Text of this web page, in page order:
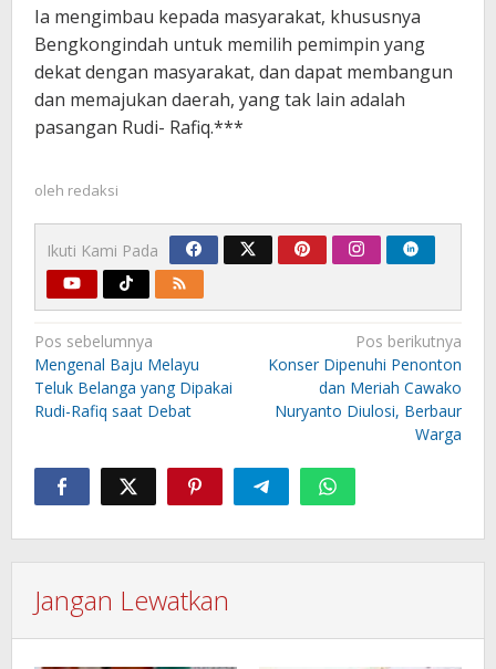
Ia mengimbau kepada masyarakat, khususnya
Bengkongindah untuk memilih pemimpin yang
dekat dengan masyarakat, dan dapat membangun
dan memajukan daerah, yang tak lain adalah
pasangan Rudi- Rafiq.***
oleh redaksi
Ikuti Kami Pada
Navigasi
pos
Pos sebelumnya
Mengenal Baju Melayu
Teluk Belanga yang Dipakai
Rudi-Rafiq saat Debat
Pos berikutnya
Konser Dipenuhi Penonton
dan Meriah Cawako
Nuryanto Diulosi, Berbaur
Warga
Jangan Lewatkan